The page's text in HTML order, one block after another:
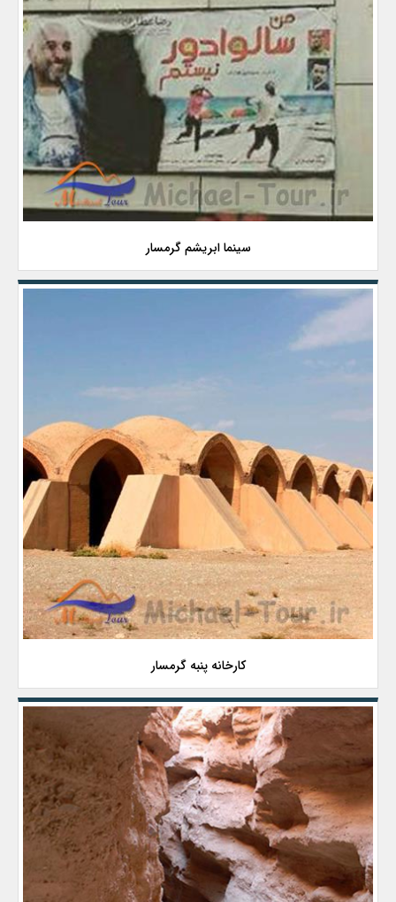
سینما ابریشم گرمسار
کارخانه پنبه گرمسار